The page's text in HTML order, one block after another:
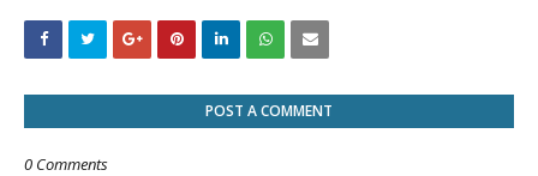
POST A COMMENT
0 Comments